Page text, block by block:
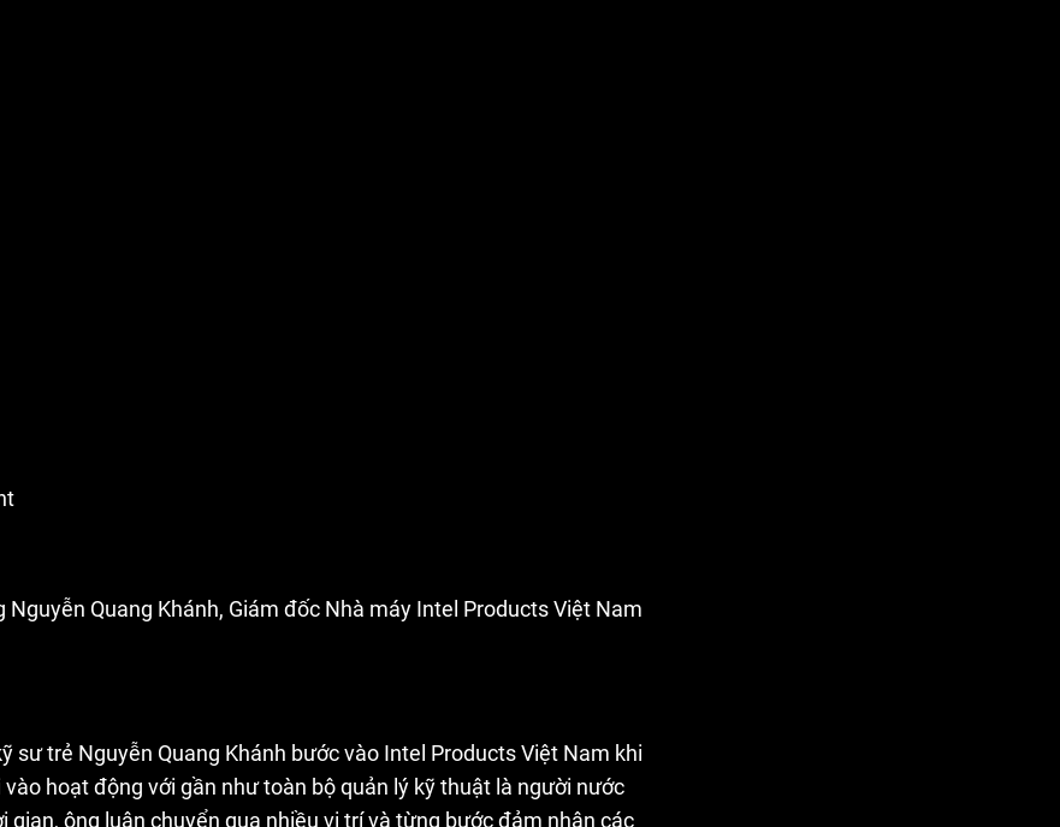
Nguyễn Quang Khánh, Giám đốc Nhà máy Intel Products Việt Nam
sư trẻ Nguyễn Quang Khánh bước vào Intel Products Việt Nam khi
hoạt động với gần như toàn bộ quản lý kỹ thuật là người nước
gian, ông luân chuyển qua nhiều vị trí và từng bước đảm nhận các